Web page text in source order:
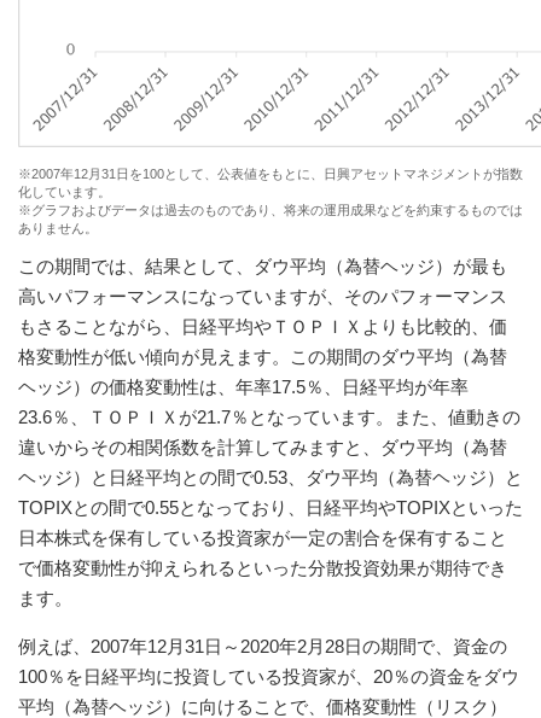
※2007年12月31日を100として、公表値をもとに、日興アセットマネジメントが指数
化しています。
※グラフおよびデータは過去のものであり、将来の運用成果などを約束するものでは
ありません。
この期間では、結果として、ダウ平均（為替ヘッジ）が最も
高いパフォーマンスになっていますが、そのパフォーマンス
もさることながら、日経平均やＴＯＰＩＸよりも比較的、価
格変動性が低い傾向が見えます。この期間のダウ平均（為替
ヘッジ）の価格変動性は、年率17.5％、日経平均が年率
23.6％、ＴＯＰＩＸが21.7％となっています。また、値動きの
違いからその相関係数を計算してみますと、ダウ平均（為替
ヘッジ）と日経平均との間で0.53、ダウ平均（為替ヘッジ）と
TOPIXとの間で0.55となっており、日経平均やTOPIXといった
日本株式を保有している投資家が一定の割合を保有すること
で価格変動性が抑えられるといった分散投資効果が期待でき
ます。
例えば、2007年12月31日～2020年2月28日の期間で、資金の
100％を日経平均に投資している投資家が、20％の資金をダウ
平均（為替ヘッジ）に向けることで、価格変動性（リスク）